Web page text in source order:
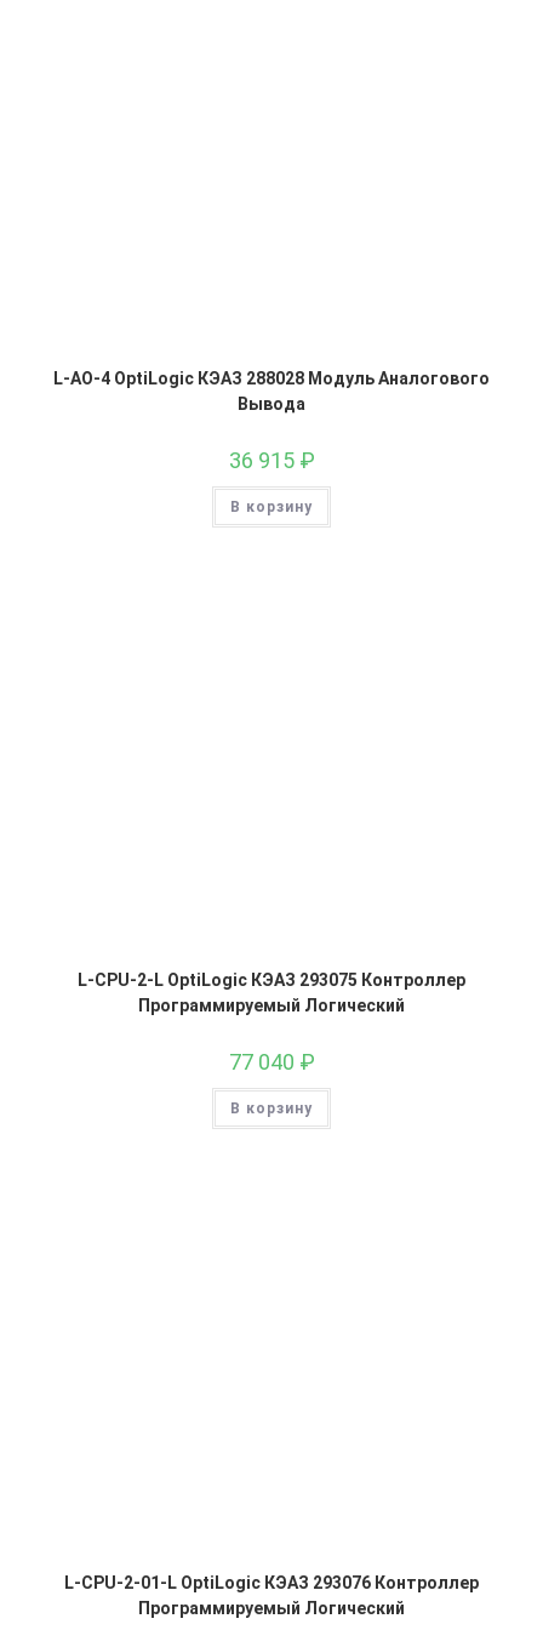
L-AO-4 OptiLogic КЭАЗ 288028 Модуль Аналогового
Вывода
36 915 ₽
В корзину
L-CPU-2-L OptiLogic КЭАЗ 293075 Контроллер
Программируемый Логический
77 040 ₽
В корзину
L-CPU-2-01-L OptiLogic КЭАЗ 293076 Контроллер
Программируемый Логический